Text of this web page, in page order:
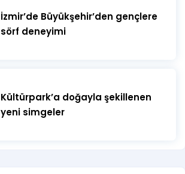
İzmir’de Büyükşehir’den gençlere
sörf deneyimi
Kültürpark’a doğayla şekillenen
yeni simgeler